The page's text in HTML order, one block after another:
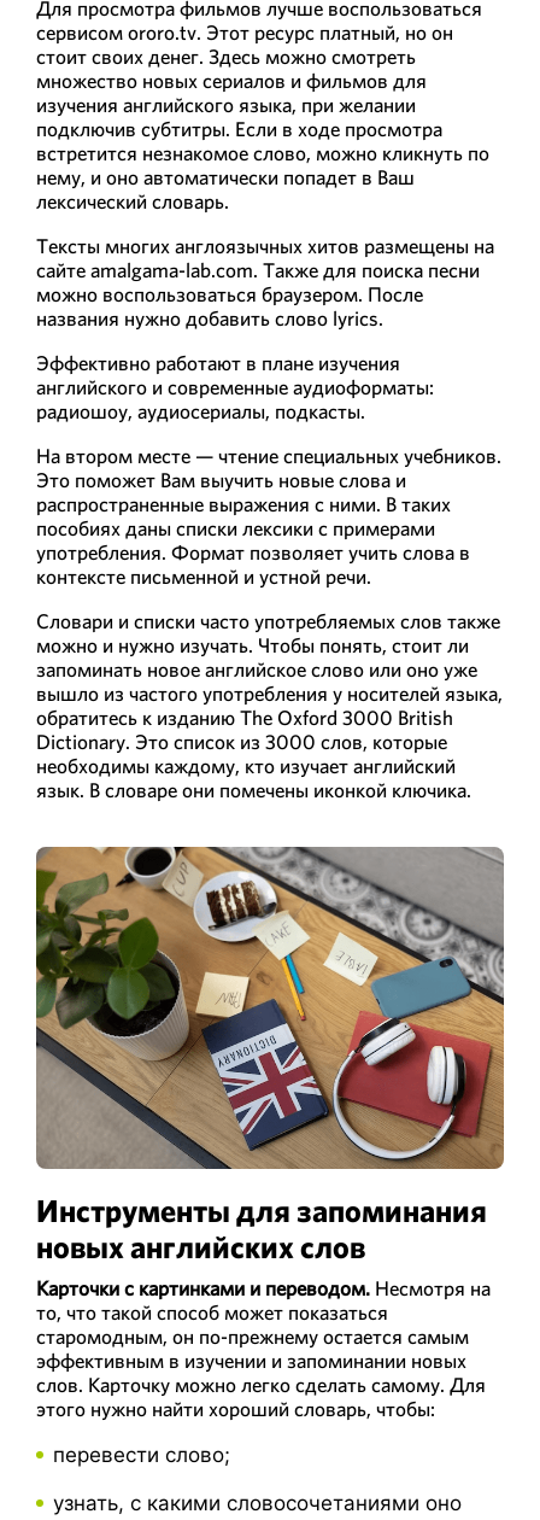
Для просмотра фильмов лучше воспользоваться
сервисом ororo.tv. Этот ресурс платный, но он
стоит своих денег. Здесь можно смотреть
множество новых сериалов и фильмов для
изучения английского языка, при желании
подключив субтитры. Если в ходе просмотра
встретится незнакомое слово, можно кликнуть по
нему, и оно автоматически попадет в Ваш
лексический словарь.
Тексты многих англоязычных хитов размещены на
сайте amalgama-lab.com. Также для поиска песни
можно воспользоваться браузером. После
названия нужно добавить слово lyrics.
Эффективно работают в плане изучения
английского и современные аудиоформаты:
радиошоу, аудиосериалы, подкасты.
На втором месте — чтение специальных учебников.
Это поможет Вам выучить новые слова и
распространенные выражения с ними. В таких
пособиях даны списки лексики с примерами
употребления. Формат позволяет учить слова в
контексте письменной и устной речи.
Словари и списки часто употребляемых слов также
можно и нужно изучать. Чтобы понять, стоит ли
запоминать новое английское слово или оно уже
вышло из частого употребления у носителей языка,
обратитесь к изданию The Oxford 3000 British
Dictionary. Это список из 3000 слов, которые
необходимы каждому, кто изучает английский
язык. В словаре они помечены иконкой ключика.
Инструменты для запоминания
новых английских слов
Карточки с картинками и переводом. Несмотря на
то, что такой способ может показаться
старомодным, он по-прежнему остается самым
эффективным в изучении и запоминании новых
слов. Карточку можно легко сделать самому. Для
этого нужно найти хороший словарь, чтобы:
перевести слово;
узнать, с какими словосочетаниями оно